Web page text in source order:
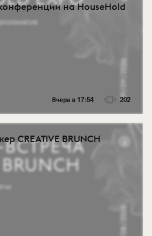
на HouseHold
Вчера в 17:54 202
CREATIVE BRUNCH